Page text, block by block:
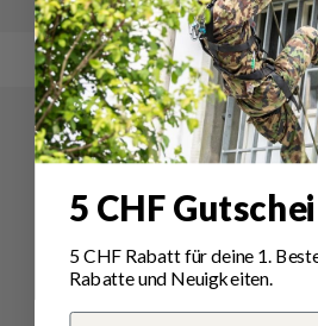
5 CHF
5 CHF Rabatt für deine 1.
Rabatte und Neuigkeiten.